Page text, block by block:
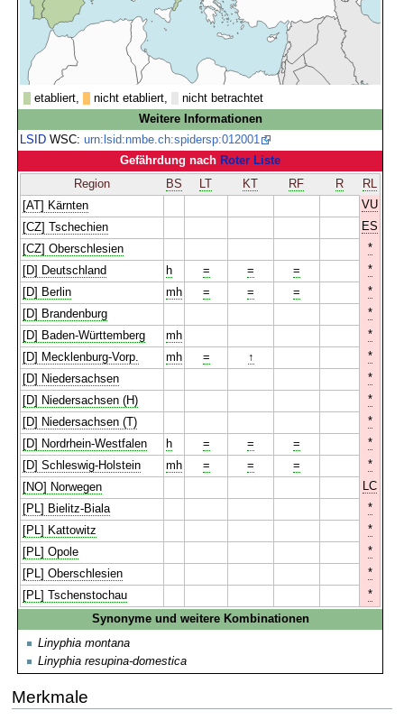
etabliert, nicht etabliert,
nicht betrachtet
Weitere Informationen
LSID WSC:urn:lsid:nmbe.ch:spidersp:012001
Gefährdung nach Roter Liste
Region
BS LT KT RF R
RL
[AT] Kärnten
VU
[CZ] Tschechien
ES
[CZ] Oberschlesien
*
[D] Deutschland
h = = =
*
[D] Berlin
mh = = =
*
[D] Brandenburg
*
[D] Baden-Württemberg
mh
*
[D] Mecklenburg-Vorp.
mh = ↑
*
[D] Niedersachsen
*
[D] Niedersachsen (H)
*
[D] Niedersachsen (T)
*
[D] Nordrhein-Westfalen
h = = =
*
[D] Schleswig-Holstein
mh = = =
*
[NO] Norwegen
LC
[PL] Bielitz-Biala
*
[PL] Kattowitz
*
[PL] Opole
*
[PL] Oberschlesien
*
[PL] Tschenstochau
*
Synonyme und weitere Kombinationen
Linyphia montana
Linyphia resupina-domestica
Merkmale